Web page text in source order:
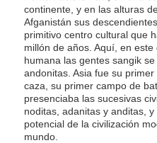
continente, y en las alturas
Afganistán sus
primitivo centro cultural que
millón de años. Aquí, en
humana las gentes sangik
andonitas. Asia fue su
caza, su primer campo de
presenciaba las sucesivas
noditas, adanitas y anditas,
potencial de la civilización
mundo.